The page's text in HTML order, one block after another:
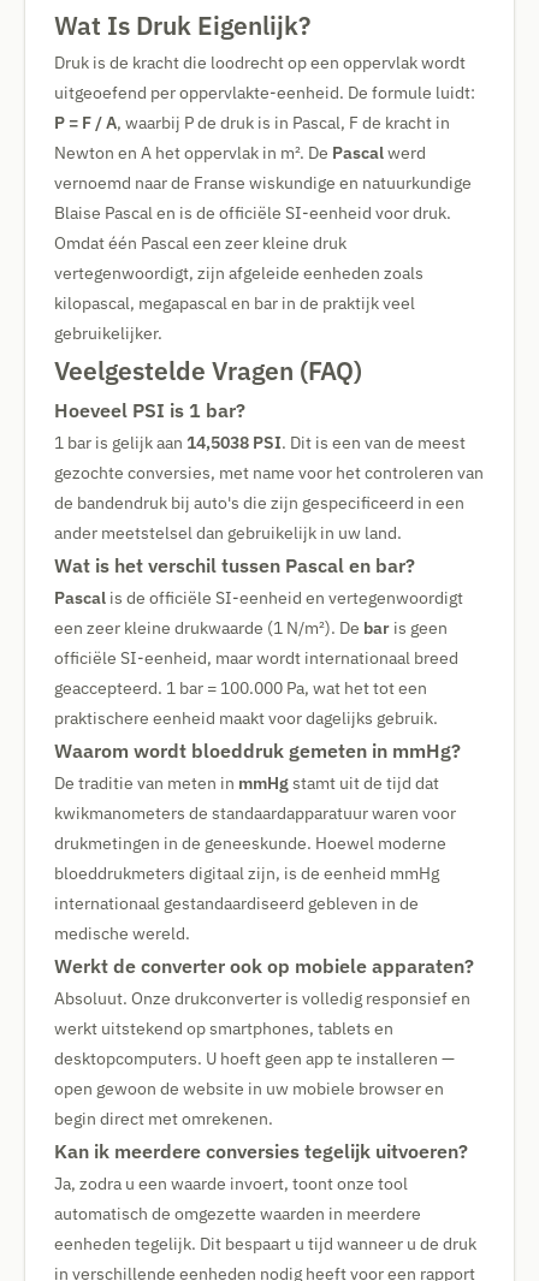
Wat Is Druk Eigenlijk?
Druk is de kracht die loodrecht op een oppervlak wordt
uitgeoefend per oppervlakte-eenheid. De formule luidt:
P = F / A, waarbij P de druk is in Pascal, F de kracht in
Newton en A het oppervlak in m². De Pascalwerd
vernoemd naar de Franse wiskundige en natuurkundige
Blaise Pascal en is de officiële SI-eenheid voor druk.
Omdat één Pascal een zeer kleine druk
vertegenwoordigt, zijn afgeleide eenheden zoals
kilopascal, megapascal en bar in de praktijk veel
gebruikelijker.
Veelgestelde Vragen (FAQ)
Hoeveel PSI is 1 bar?
1 bar is gelijk aan 14,5038 PSI. Dit is een van de meest
gezochte conversies, met name voor het controleren van
de bandendruk bij auto's die zijn gespecificeerd in een
ander meetstelsel dan gebruikelijk in uw land.
Wat is het verschil tussen Pascal en bar?
Pascal is de officiële SI-eenheid en vertegenwoordigt
een zeer kleine drukwaarde (1 N/m²). De bar is geen
officiële SI-eenheid, maar wordt internationaal breed
geaccepteerd. 1 bar = 100.000 Pa, wat het tot een
praktischere eenheid maakt voor dagelijks gebruik.
Waarom wordt bloeddruk gemeten in mmHg?
De traditie van meten in mmHgstamt uit de tijd dat
kwikmanometers de standaardapparatuur waren voor
drukmetingen in de geneeskunde. Hoewel moderne
bloeddrukmeters digitaal zijn, is de eenheid mmHg
internationaal gestandaardiseerd gebleven in de
medische wereld.
Werkt de converter ook op mobiele apparaten?
Absoluut. Onze drukconverter is volledig responsief en
werkt uitstekend op smartphones, tablets en
desktopcomputers. U hoeft geen app te installeren —
open gewoon de website in uw mobiele browser en
begin direct met omrekenen.
Kan ik meerdere conversies tegelijk uitvoeren?
Ja, zodra u een waarde invoert, toont onze tool
automatisch de omgezette waarden in meerdere
eenheden tegelijk. Dit bespaart u tijd wanneer u de druk
in verschillende eenheden nodig heeft voor een rapport